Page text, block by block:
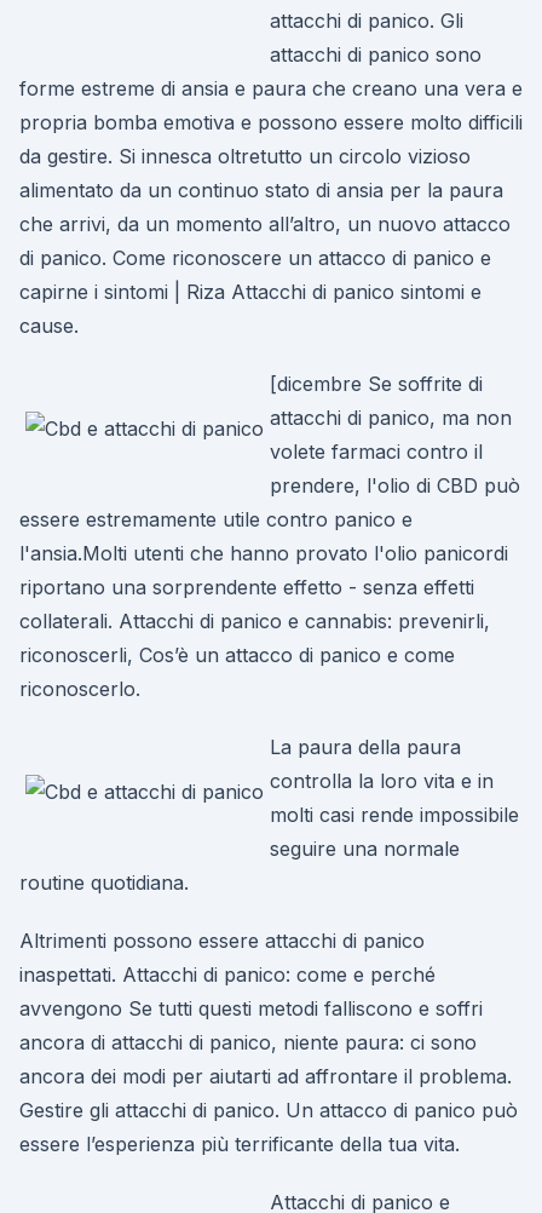
attacchi di panico. Gli
attacchi di panico sono
forme estreme di ansia e paura che creano una vera e
propria bomba emotiva e possono essere molto difficili
da gestire. Si innesca oltretutto un circolo vizioso
alimentato da un continuo stato di ansia per la paura
che arrivi, da un momento all’altro, un nuovo attacco
di panico. Come riconoscere un attacco di panico e
capirne i sintomi | Riza Attacchi di panico sintomi e
cause.
[dicembre Se soffrite di
attacchi di panico, ma non
volete farmaci contro il
prendere, l'olio di CBD può
essere estremamente utile contro panico e
l'ansia.Molti utenti che hanno provato l'olio panicordi
riportano una sorprendente effetto - senza effetti
collaterali. Attacchi di panico e cannabis: prevenirli,
riconoscerli, Cos’è un attacco di panico e come
riconoscerlo.
La paura della paura
controlla la loro vita e in
molti casi rende impossibile
seguire una normale
routine quotidiana.
Altrimenti possono essere attacchi di panico
inaspettati. Attacchi di panico: come e perché
avvengono Se tutti questi metodi falliscono e soffri
ancora di attacchi di panico, niente paura: ci sono
ancora dei modi per aiutarti ad affrontare il problema.
Gestire gli attacchi di panico. Un attacco di panico può
essere l’esperienza più terrificante della tua vita.
Attacchi di panico e